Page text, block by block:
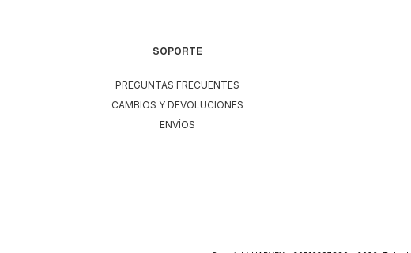
SOPORTE
PREGUNTAS FRECUENTES
CAMBIOS Y DEVOLUCIONES
ENVÍOS